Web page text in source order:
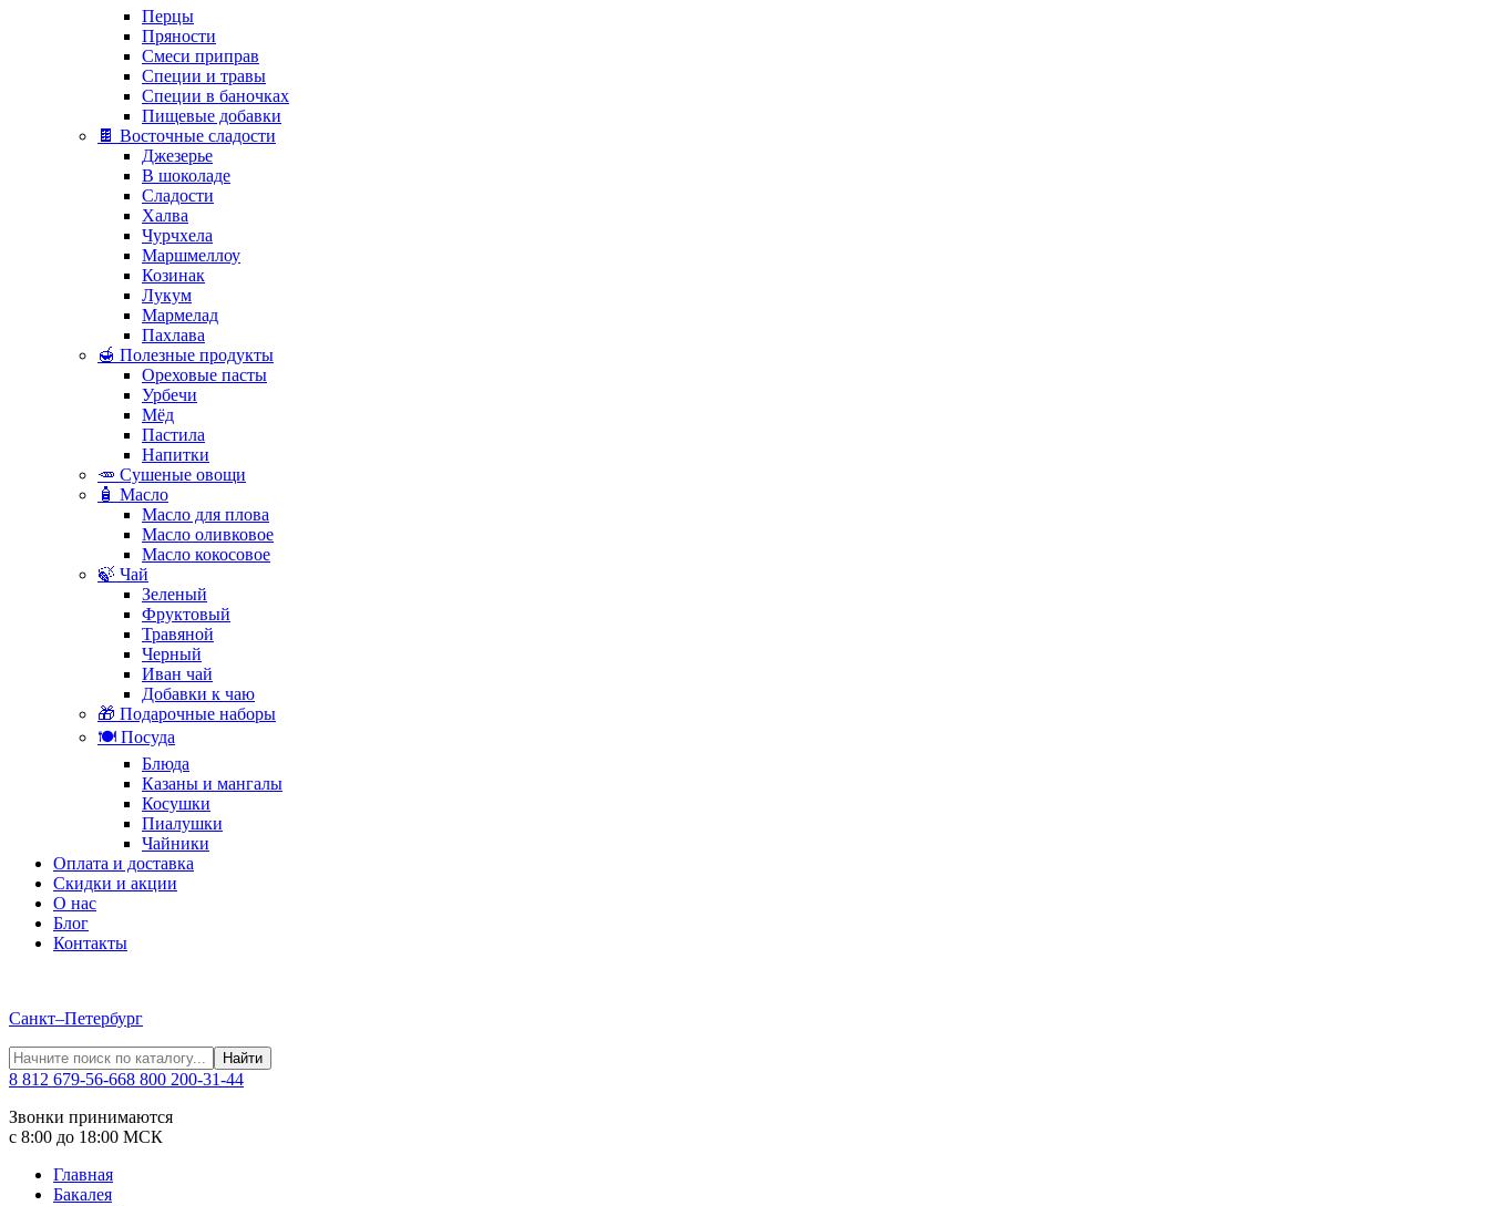
Перцы
Пряности
Смеси приправ
Специи и травы
Специи в баночках
Пищевые добавки
🍫 Восточные сладости
Джезерье
В шоколаде
Сладости
Халва
Чурчхела
Маршмеллоу
Козинак
Лукум
Мармелад
Пахлава
🍯 Полезные продукты
Ореховые пасты
Урбечи
Мёд
Пастила
Напитки
🥕 Сушеные овощи
🧴 Масло
Масло для плова
Масло оливковое
Масло кокосовое
🍃 Чай
Зеленый
Фруктовый
Травяной
Черный
Иван чай
Добавки к чаю
🎁 Подарочные наборы
🍽️ Посуда
Блюда
Казаны и мангалы
Косушки
Пиалушки
Чайники
Оплата и доставка
Скидки и акции
О нас
Блог
Контакты
Санкт–Петербург
Найти
8 812 679-56-668 800 200-31-44
Звонки принимаются
с 8:00 до 18:00 МСК
Главная
Бакалея